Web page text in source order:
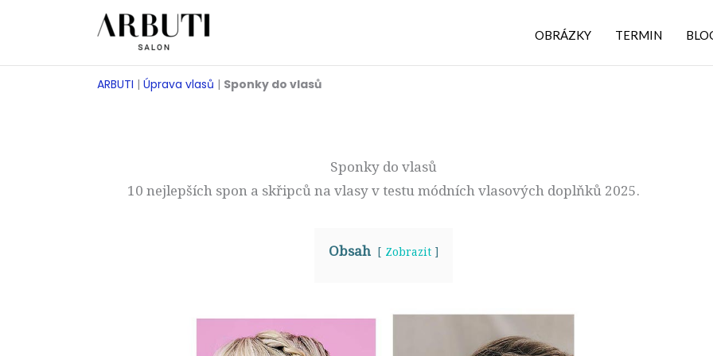
OBRÁZKY TERMIN
ARBUTI | Úprava vlasů | Sponky do vlasů
Sponky do vlasů
10 nejlepších spon a skřipců na vlasy v testu módních vlasových doplňků 2025.
Obsah Zobrazit